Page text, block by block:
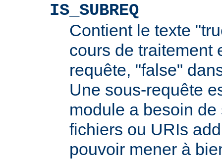
IS_SUBREQ
Contient le texte
cours de traitement
requête, "false"
Une sous-requête
module a besoin
fichiers ou URIs
pouvoir mener à